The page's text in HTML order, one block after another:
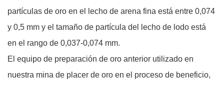
partículas de oro en el lecho de arena fina está entre 0,074
y 0,5 mm y el tamaño de partícula del lecho de lodo está
en el rango de 0,037-0,074 mm.
El equipo de preparación de oro anterior utilizado en
nuestra mina de placer de oro en el proceso de beneficio,